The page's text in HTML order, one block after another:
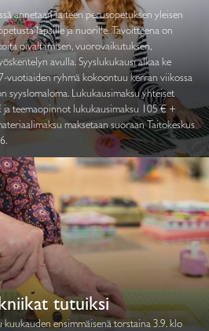
annetaan taiteen perusopetuksen yleisen
lapsille ja nuorille. Tavoitteena on
oivaltamisen, vuorovaikutuksen,
avulla. Syyslukukausi alkaa ke
vuotiaiden ryhmä kokoontuu kerran viikossa
syyslomaloma. Lukukausimaksu yhteiset
teemaopinnot lukukausimaksu 105 € +
maksetaan suoraan Taitokeskus
tutuiksi
kuukauden ensimmäisenä torstaina 3.9. klo